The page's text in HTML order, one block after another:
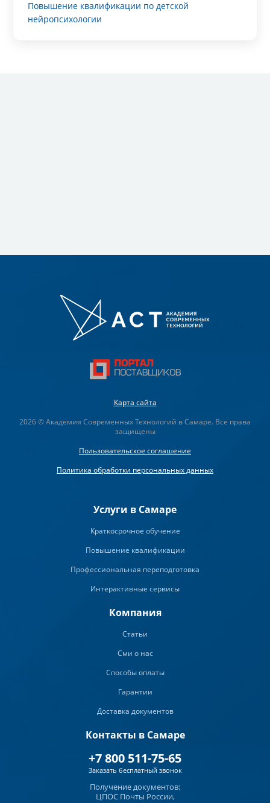
Повышение квалификации по детской
нейропсихологии
Карта сайта
2026 © Академия Современных Технологий в Самаре. Все права
защищены
Пользовательское соглашение
Политика обработки персональных данных
Услуги в Самаре
Краткосрочное обучение
Повышение квалификации
Профессиональная переподготовка
Интерактивные сервисы
Компания
Статьи
Сми о нас
Способы оплаты
Гарантии
Доставка документов
Контакты в Самаре
+7 800 511-75-65
Заказать бесплатный звонок
Получение документов:
ЦПОС Почты России,